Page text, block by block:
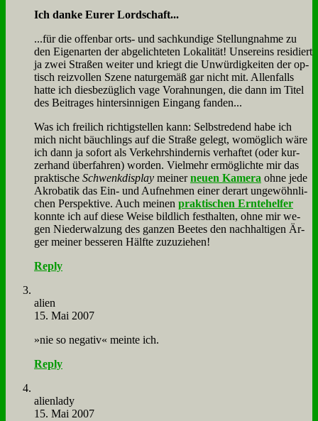
Ich dan­ke Eu­rer Lord­schaft...
...für die of­fen­bar orts- und sach­kun­di­ge Stel­lung­nah­me zu
den Ei­gen­ar­ten der ab­ge­lich­te­ten Lo­ka­li­tät! Un­ser­eins re­si­diert
ja zwei Stra­ßen wei­ter und kriegt die Un­wür­dig­kei­ten der op­
tisch reiz­vol­len Sze­ne na­tur­ge­mäß gar nicht mit. Al­len­falls
hat­te ich dies­be­züg­lich va­ge Vor­ah­nun­gen, die dann im Ti­tel
des Bei­tra­ges hin­ter­sin­ni­gen Ein­gang fan­den...
Was ich frei­lich rich­tig­stel­len kann: Selbst­re­dend ha­be ich
mich nicht bäuch­lings auf die Stra­ße ge­legt, wo­mög­lich wä­re
ich dann ja so­fort als Ver­kehrs­hin­der­nis ver­haf­tet (oder kur­
zer­hand über­fah­ren) wor­den. Viel­mehr er­mög­lich­te mir das
prak­ti­sche Schwenk­dis­play mei­nerneu­en Ka­me­ra oh­ne je­de
Akro­ba­tik das Ein- und Auf­neh­men ei­ner der­art un­ge­wöhn­li­
chen Per­spek­ti­ve. Auch mei­nen prak­ti­schen Ern­te­hel­fer
konn­te ich auf die­se Wei­se bild­lich fest­hal­ten, oh­ne mir we­
gen Nie­der­wal­zung des gan­zen Bee­tes den nach­hal­ti­gen Är­
ger mei­ner bes­se­ren Hälf­te zu­zu­zie­hen!
Reply
ali­en
15. Mai 2007
»nie so ne­ga­tiv« mein­te ich.
Reply
ali­en­la­dy
15. Mai 2007